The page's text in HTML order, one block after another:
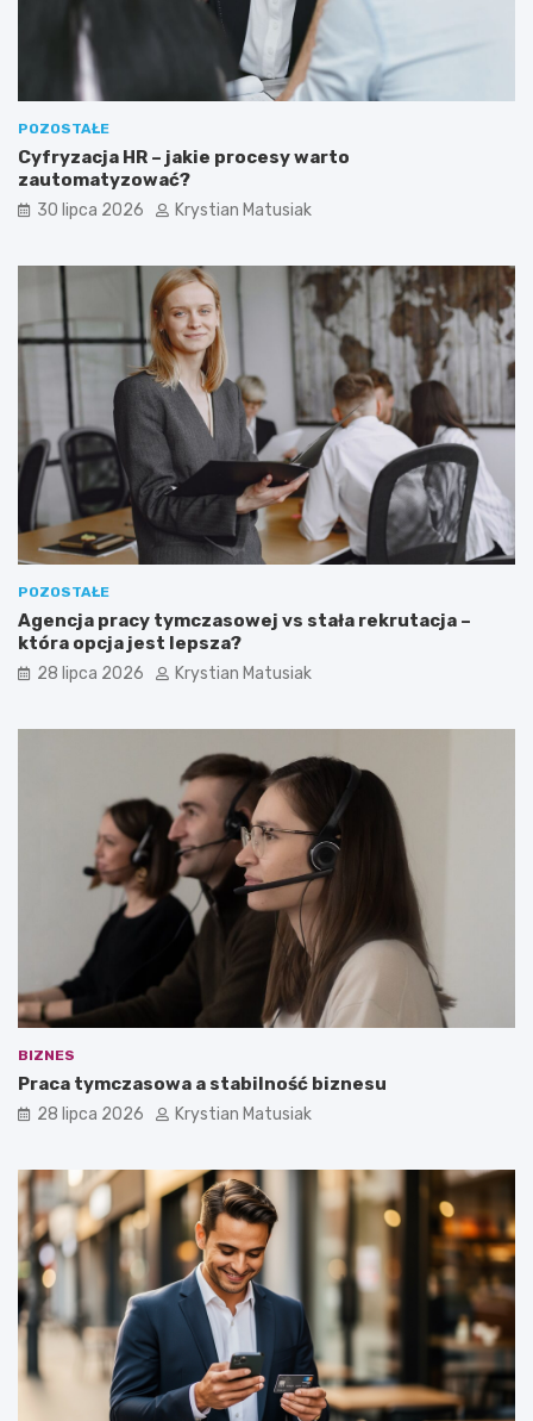
POZOSTAŁE
Cyfryzacja HR – jakie procesy warto
zautomatyzować?
30 lipca 2026 Krystian Matusiak
POZOSTAŁE
Agencja pracy tymczasowej vs stała rekrutacja –
która opcja jest lepsza?
28 lipca 2026 Krystian Matusiak
BIZNES
Praca tymczasowa a stabilność biznesu
28 lipca 2026 Krystian Matusiak